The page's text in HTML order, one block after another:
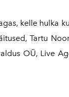
kelle hulka
Tartu
OÜ, Live